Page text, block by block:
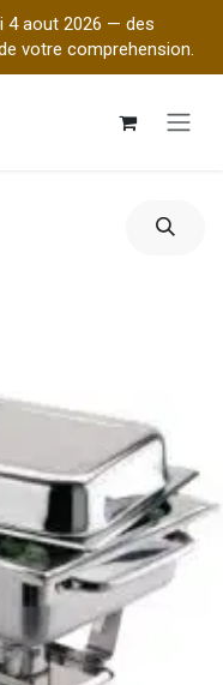
4 aout 2026 — des
votre comprehension.